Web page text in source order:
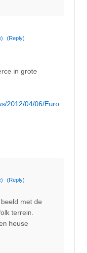
(Reply)
in grote
2012/04/06/Euro
(Reply)
met de
terrein.
heuse